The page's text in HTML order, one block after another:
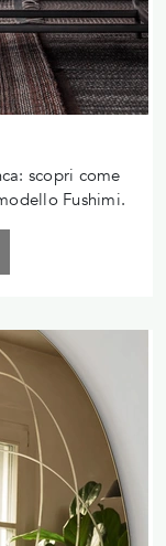
scopri come
Fushimi.